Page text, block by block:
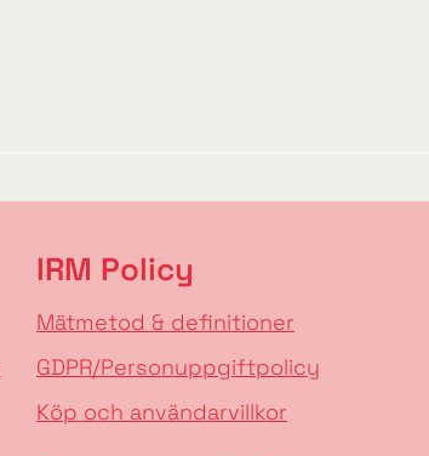
IRM Policy
Mätmetod & definitioner
GDPR/Personuppgiftpolicy
Köp och användarvillkor